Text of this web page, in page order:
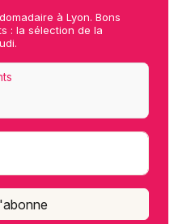
à Lyon. Bons
: la sélection de la